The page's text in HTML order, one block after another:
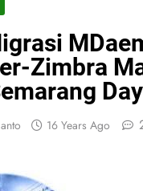
Zimbra
16 Years Ago